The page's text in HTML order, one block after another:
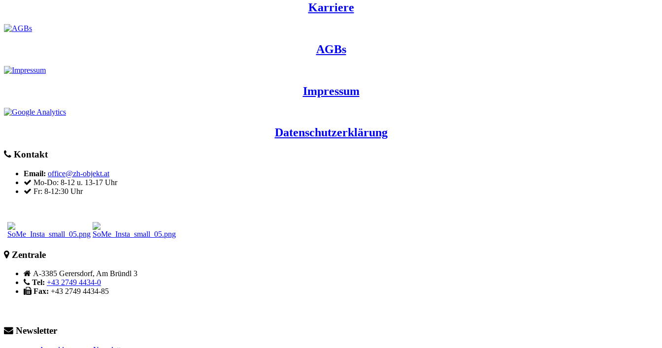
Karriere
AGBs
Impressum
Datenschutzerklärung
Kontakt
Email: office@zh-objekt.at
Mo-Do: 8-12 u. 13-17 Uhr
Fr: 8-12:30 Uhr
Zentrale
A-3385 Gerersdorf, Am Bründl 3
Tel: +43 2749 4434-0
Fax: +43 2749 4434-85
Newsletter